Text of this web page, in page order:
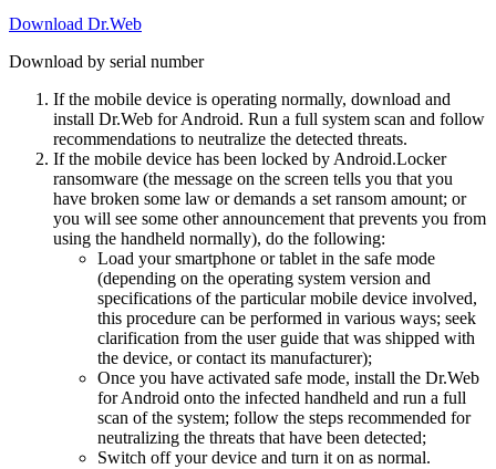
Download Dr.Web
Download by serial number
If the mobile device is operating normally, download and
install Dr.Web for Android. Run a full system scan and follow
recommendations to neutralize the detected threats.
If the mobile device has been locked by Android.Locker
ransomware (the message on the screen tells you that you
have broken some law or demands a set ransom amount; or
you will see some other announcement that prevents you from
using the handheld normally), do the following:
Load your smartphone or tablet in the safe mode
(depending on the operating system version and
specifications of the particular mobile device involved,
this procedure can be performed in various ways; seek
clarification from the user guide that was shipped with
the device, or contact its manufacturer);
Once you have activated safe mode, install the Dr.Web
for Android onto the infected handheld and run a full
scan of the system; follow the steps recommended for
neutralizing the threats that have been detected;
Switch off your device and turn it on as normal.